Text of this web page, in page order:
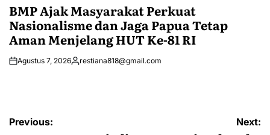
BMP Ajak Masyarakat Perkuat
Nasionalisme dan Jaga Papua Tetap
Aman Menjelang HUT Ke-81 RI
Agustus 7, 2026Posted
restiana818@gmail.com
Navigasi
Previous: Next: